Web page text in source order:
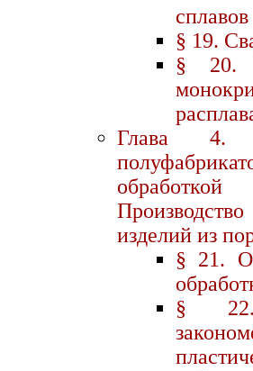
сплавов
§ 19.
§ 20.
Глава 4.
изделий из
§ 21.
§ 22.